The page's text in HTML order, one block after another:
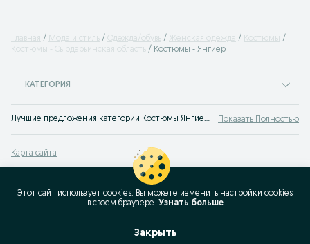
Главная Мода и стиль Одежда/обувь Женская одежда
Костюмы
Костюмы - Сырдарьинская область
Костюмы - Янгиёр
КАТЕГОРИЯ
Лучшие предложения категории Костюмы Янгиёр. Большой выбор товаров и услуг по выгодным ценам на OLX! Множество предложений на OLX.uz! Показать Полностью
Карта сайта
Карта бизнес-страницы
Популярные запросы
Этот сайт использует cookies. Вы можете изменить настройки cookies
в своeм браузере. Узнать больше
Закрыть